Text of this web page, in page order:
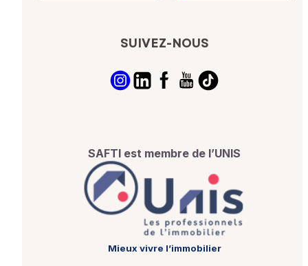
SUIVEZ-NOUS
SAFTI est membre de l’UNIS
Mieux vivre l’immobilier